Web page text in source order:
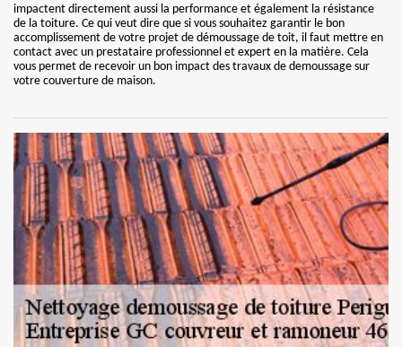
impactent directement aussi la performance et également la résistance
de la toiture. Ce qui veut dire que si vous souhaitez garantir le bon
accomplissement de votre projet de démoussage de toit, il faut mettre en
contact avec un prestataire professionnel et expert en la matière. Cela
vous permet de recevoir un bon impact des travaux de demoussage sur
votre couverture de maison.